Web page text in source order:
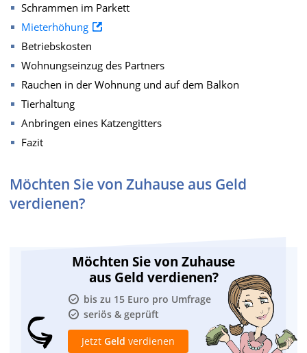
Schrammen im Parkett
Mieterhöhung
Betriebskosten
Wohnungseinzug des Partners
Rauchen in der Wohnung und auf dem Balkon
Tierhaltung
Anbringen eines Katzengitters
Fazit
Möchten Sie von Zuhause aus Geld
verdienen?
Möchten Sie von Zuhause
aus Geld verdienen?
bis zu 15 Euro pro Umfrage
seriös & geprüft
Jetzt Geld verdienen